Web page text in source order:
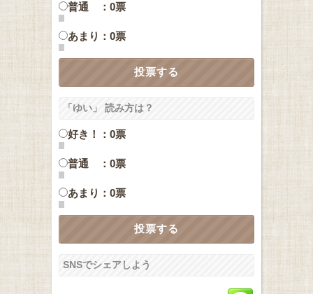
普通 ：0票
あまり：0票
「ゆい」 読み方は？
好き！：0票
普通 ：0票
あまり：0票
SNSでシェアしよう